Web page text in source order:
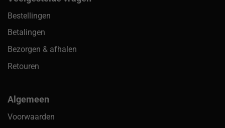
Bestellingen
Betalingen
Bezorgen & afhalen
Retouren
Algemeen
Voorwaarden